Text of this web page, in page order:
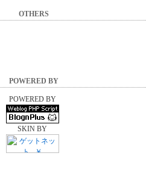
OTHERS
POWERED BY
POWERED BY
SKIN BY